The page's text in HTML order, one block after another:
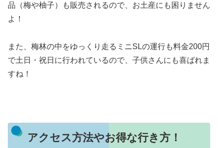
品（梅や柚子）も販売されるので、お土産にも困りません
よ！
また、梅林の中をゆっくり走るミニSLの運行も料金200円
で土日・祝日に行われているので、子供さんにも喜ばれま
すね！
アクセス方法やお得な行き方！